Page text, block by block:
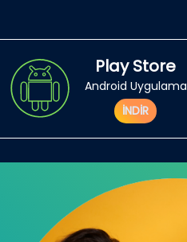
Play Store
Android Uygulama
İNDİR